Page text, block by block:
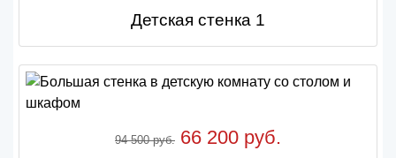
Детская стенка 1
94 500 руб. 66 200 руб.